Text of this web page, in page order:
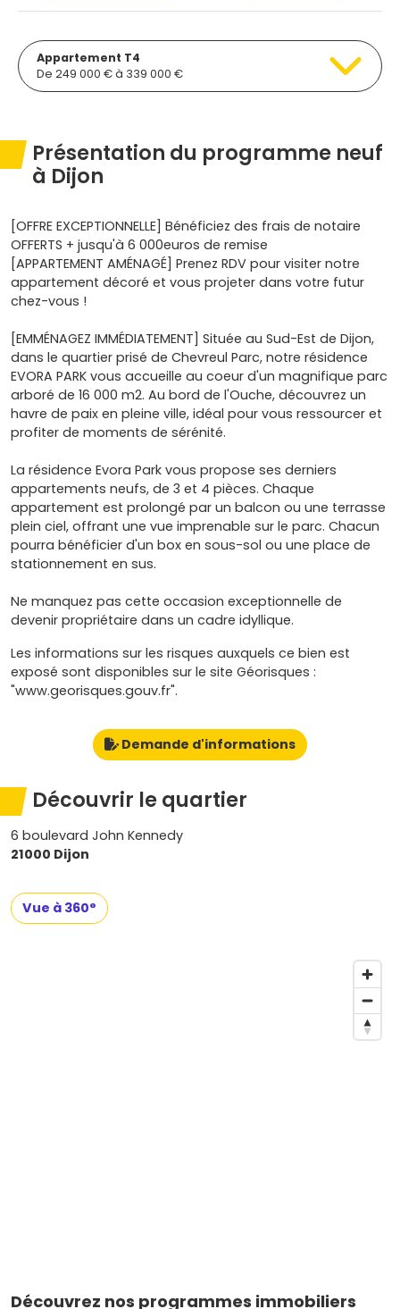
Appartement T4
De 249 000 € à 339 000 €
Présentation du programme neuf
à Dijon
[OFFRE EXCEPTIONNELLE] Bénéficiez des frais de notaire
OFFERTS + jusqu'à 6 000euros de remise
[APPARTEMENT AMÉNAGÉ] Prenez RDV pour visiter notre
appartement décoré et vous projeter dans votre futur
chez-vous !
[EMMÉNAGEZ IMMÉDIATEMENT] Située au Sud-Est de Dijon,
dans le quartier prisé de Chevreul Parc, notre résidence
EVORA PARK vous accueille au coeur d'un magnifique parc
arboré de 16 000 m2. Au bord de l'Ouche, découvrez un
havre de paix en pleine ville, idéal pour vous ressourcer et
profiter de moments de sérénité.
La résidence Evora Park vous propose ses derniers
appartements neufs, de 3 et 4 pièces. Chaque
appartement est prolongé par un balcon ou une terrasse
plein ciel, offrant une vue imprenable sur le parc. Chacun
pourra bénéficier d'un box en sous-sol ou une place de
stationnement en sus.
Ne manquez pas cette occasion exceptionnelle de
devenir propriétaire dans un cadre idyllique.
Les informations sur les risques auxquels ce bien est
exposé sont disponibles sur le site Géorisques :
"www.georisques.gouv.fr".
Demande d'informations
Découvrir le quartier
6 boulevard John Kennedy
21000 Dijon
Vue à 360°
Découvrez nos programmes immobiliers